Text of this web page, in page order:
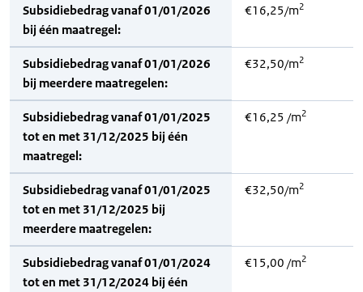
Subsidiebedrag vanaf 01/01/2026
bij één maatregel:
€16,25/m2
Subsidiebedrag vanaf 01/01/2026
bij meerdere maatregelen:
€32,50/m2
Subsidiebedrag vanaf 01/01/2025
tot en met 31/12/2025 bij één
maatregel:
€16,25 /m2
Subsidiebedrag vanaf 01/01/2025
tot en met 31/12/2025 bij
meerdere maatregelen:
€32,50/m2
Subsidiebedrag vanaf 01/01/2024
tot en met 31/12/2024 bij één
€15,00 /m2